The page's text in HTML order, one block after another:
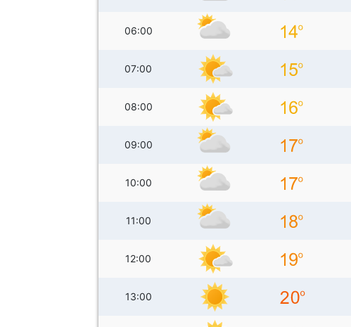
06:00
07:00
08:00
09:00
10:00
11:00
12:00
13:00